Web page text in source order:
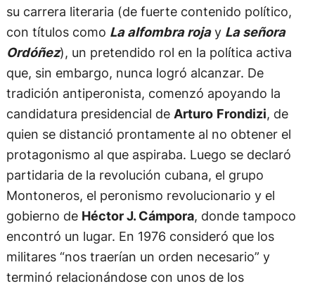
su carrera literaria (de fuerte contenido político,
con títulos como La alfombra rojay La señora
Ordóñez), un pretendido rol en la política activa
que, sin embargo, nunca logró alcanzar. De
tradición antiperonista, comenzó apoyando la
candidatura presidencial de Arturo Frondizi, de
quien se distanció prontamente al no obtener el
protagonismo al que aspiraba. Luego se declaró
partidaria de la revolución cubana, el grupo
Montoneros, el peronismo revolucionario y el
gobierno de Héctor J. Cámpora, donde tampoco
encontró un lugar. En 1976 consideró que los
militares “nos traerían un orden necesario” y
terminó relacionándose con unos de los